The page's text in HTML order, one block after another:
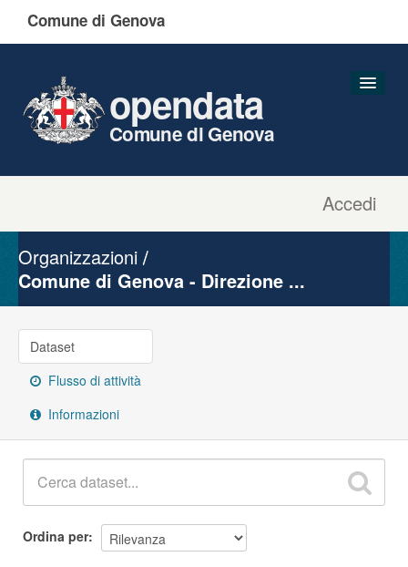
Comune di Genova
Accedi
opendata
Comune di Genova
Gruppi
Organizzazioni
Comune di Genova - Direzione ...
Dataset
Flusso di attività
Informazioni
Ordina per